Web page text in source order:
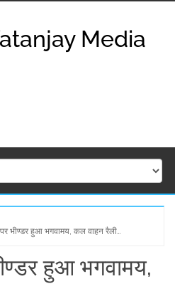
Media
पर भीण्डर हुआ भगवामय, कल वाहन रैली…
हुआ भगवामय,